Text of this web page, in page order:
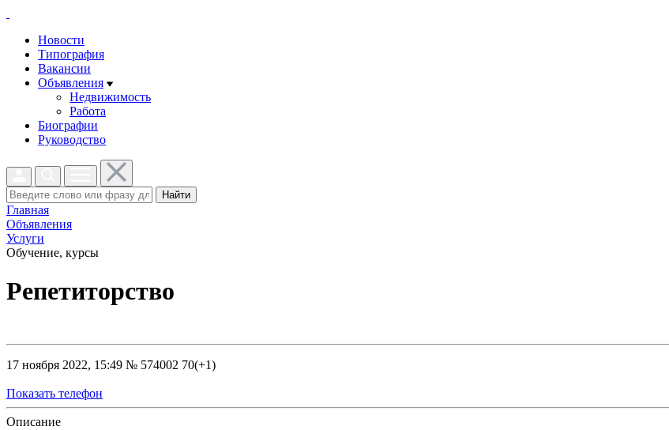
Новости
Типография
Вакансии
Объявления
Недвижимость
Работа
Биографии
Руководство
Найти
Главная
Объявления
Услуги
Обучение, курсы
Репетиторство
17 ноября 2022, 15:49 № 574002 70(+1)
Показать телефон
Описание